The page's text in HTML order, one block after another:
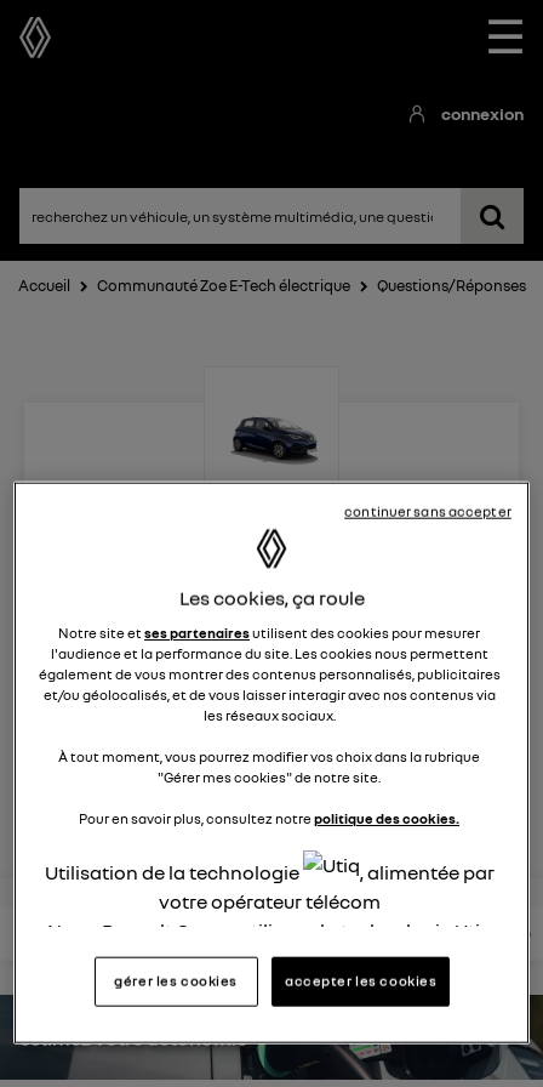
☰
connexion
Accueil Communauté Zoe E-Tech électrique Questions/Réponses
Zoe E-Tech électrique
membres
la voiture citadine électrique qui ne change rien à votre
quotidien et ça change tout
rejoignez
lire les questions lire les articles consultez votre notice
estimez votre autonomie
Les cookies, ça roule
Notre site etses partenairesutilisent des cookies pour mesurer
l'audience et la performance du site. Les cookies nous permettent
également de vous montrer des contenus personnalisés, publicitaires
et/ou géolocalisés, et de vous laisser interagir avec nos contenus via
les réseaux sociaux.
À tout moment, vous pourrez modifier vos choix dans la rubrique
"Gérer mes cookies" de notre site.
Pour en savoir plus, consultez notrepolitique des cookies.
Utilisation de la technologie
, alimentée par
votre opérateur télécom
Nous, Renault Group, utilisons la technologie Utiq
pour nos activités digitales (telles que décrites
dans cette notice de consentement) et liées à
utilisez une connexion internet fournie parun
opérateur télécom participantet que vous
gérer les cookies accepter les cookies
continuer sans accepter